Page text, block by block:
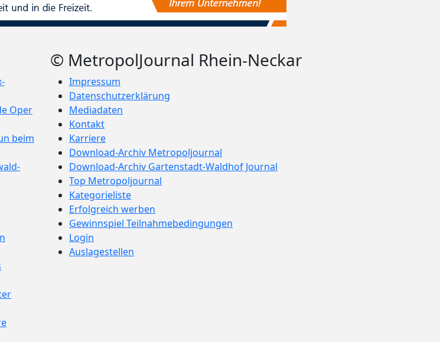
Oper
beim
© MetropolJournal Rhein-Neckar
Impressum
Datenschutzerklärung
Mediadaten
Kontakt
Karriere
Download-Archiv Metropoljournal
Download-Archiv Gartenstadt-Waldhof Journal
Top Metropoljournal
Kategorieliste
Erfolgreich werben
Gewinnspiel Teilnahmebedingungen
Login
Auslagestellen